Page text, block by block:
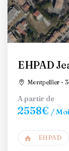
EHPAD
Montpellier -
A partir de
2558€ /
EHPAD